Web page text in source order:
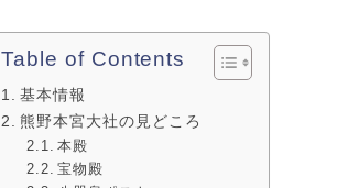
Table of Contents
基本情報
熊野本宮大社の見どころ
本殿
宝物殿